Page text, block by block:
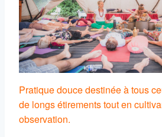
Pratique douce destinée à tous
de longs étirements tout en
observation.